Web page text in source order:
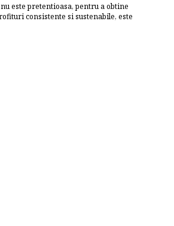
este pretentioasa, pentru a obtine
consistente si sustenabile, este